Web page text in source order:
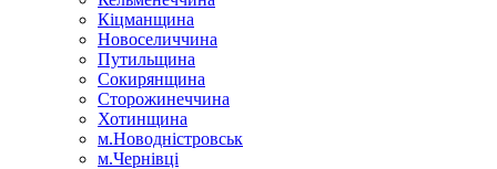
Кіцманщина
Новоселиччина
Путильщина
Сокирянщина
Сторожинеччина
Хотинщина
м.Новодністровськ
м.Чернівці